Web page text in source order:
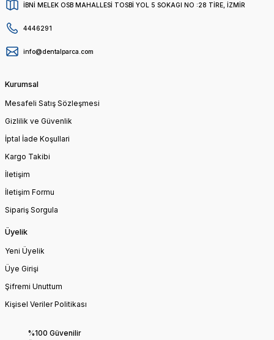
İBNİ MELEK OSB MAHALLESİ TOSBİ YOL 5 SOKAGI NO :28 TİRE, İZMİR
4446291
info@dentalparca.com
Kurumsal
Mesafeli Satış Sözleşmesi
Gizlilik ve Güvenlik
İptal İade Koşullari
Kargo Takibi
İletişim
İletişim Formu
Sipariş Sorgula
Üyelik
Yeni Üyelik
Üye Girişi
Şifremi Unuttum
Kişisel Veriler Politikası
%100 Güvenilir